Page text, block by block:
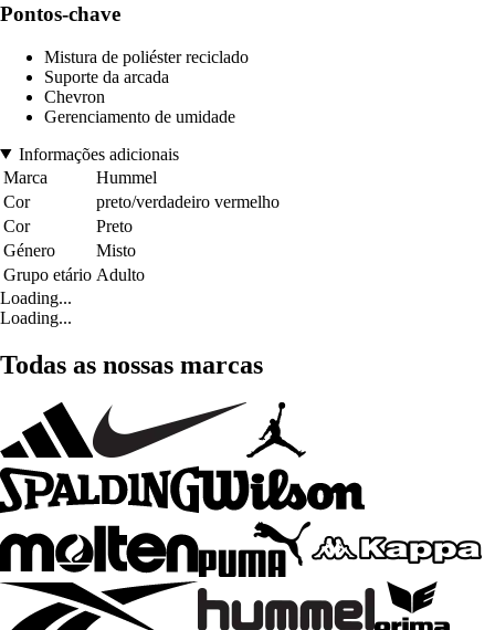
Pontos-chave
Mistura de poliéster reciclado
Suporte da arcada
Chevron
Gerenciamento de umidade
Informações adicionais
Marca
Hummel
Cor
preto/verdadeiro vermelho
Cor
Preto
Género
Misto
Grupo etário Adulto
Loading...
Loading...
Todas as nossas marcas